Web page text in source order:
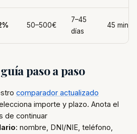
50–500€
7–45
días
45 min
paso a paso
comparador actualizado
importe y plazo. Anota el
de continuar
: nombre, DNI/NIE, teléfono,